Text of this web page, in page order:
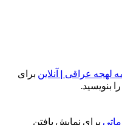
عراقی | آنلاین برای
بنویسید.
برای نمایش یافتن